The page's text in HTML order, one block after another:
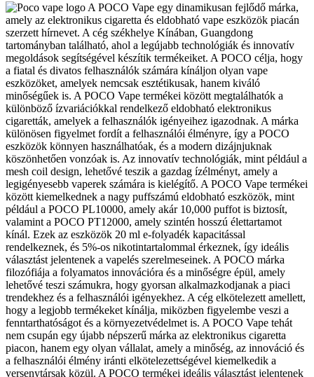
A POCO Vape egy dinamikusan fejlődő márka,
amely az elektronikus cigaretta és eldobható vape eszközök piacán
szerzett hírnevet. A cég székhelye Kínában, Guangdong
tartományban található, ahol a legújabb technológiák és innovatív
megoldások segítségével készítik termékeiket. A POCO célja, hogy
a fiatal és divatos felhasználók számára kínáljon olyan vape
eszközöket, amelyek nemcsak esztétikusak, hanem kiváló
minőségűek is. A POCO Vape termékei között megtalálhatók a
különböző ízvariációkkal rendelkező eldobható elektronikus
cigaretták, amelyek a felhasználók igényeihez igazodnak. A márka
különösen figyelmet fordít a felhasználói élményre, így a POCO
eszközök könnyen használhatóak, és a modern dizájnjuknak
köszönhetően vonzóak is. Az innovatív technológiák, mint például a
mesh coil design, lehetővé teszik a gazdag ízélményt, amely a
legigényesebb vaperek számára is kielégítő. A POCO Vape termékei
között kiemelkednek a nagy puffszámú eldobható eszközök, mint
például a POCO PL10000, amely akár 10,000 puffot is biztosít,
valamint a POCO PT12000, amely szintén hosszú élettartamot
kínál. Ezek az eszközök 20 ml e-folyadék kapacitással
rendelkeznek, és 5%-os nikotintartalommal érkeznek, így ideális
választást jelentenek a vapelés szerelmeseinek. A POCO márka
filozófiája a folyamatos innovációra és a minőségre épül, amely
lehetővé teszi számukra, hogy gyorsan alkalmazkodjanak a piaci
trendekhez és a felhasználói igényekhez. A cég elkötelezett amellett,
hogy a legjobb termékeket kínálja, miközben figyelembe veszi a
fenntarthatóságot és a környezetvédelmet is. A POCO Vape tehát
nem csupán egy újabb népszerű márka az elektronikus cigaretta
piacon, hanem egy olyan vállalat, amely a minőség, az innováció és
a felhasználói élmény iránti elkötelezettségével kiemelkedik a
versenytársak közül. A POCO termékei ideális választást jelentenek